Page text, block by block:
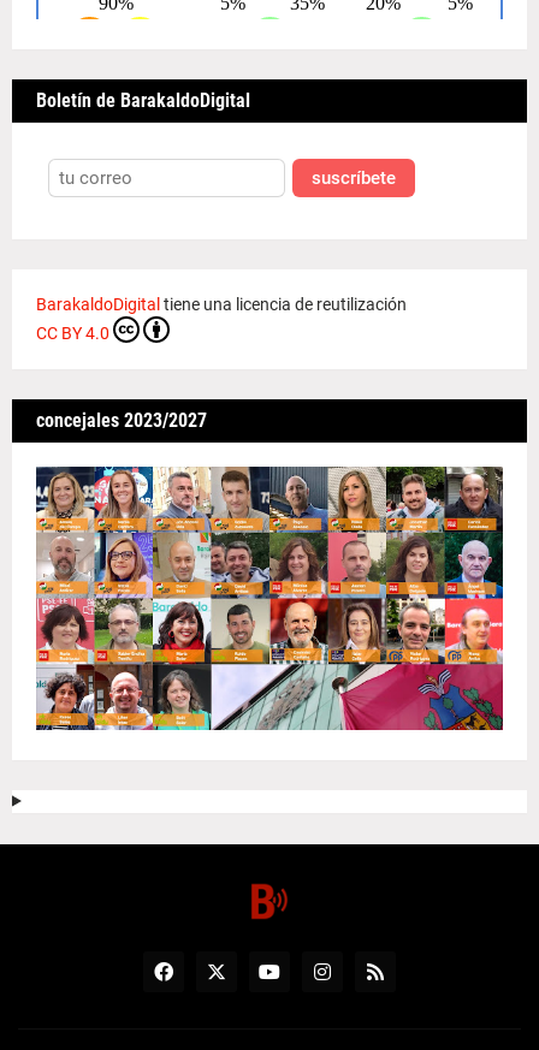
Boletín de BarakaldoDigital
suscríbete
BarakaldoDigital tiene una licencia de reutilización
CC BY 4.0
concejales 2023/2027